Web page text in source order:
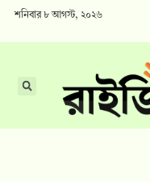
শনিবার ৮ আগস্ট, ২০২৬